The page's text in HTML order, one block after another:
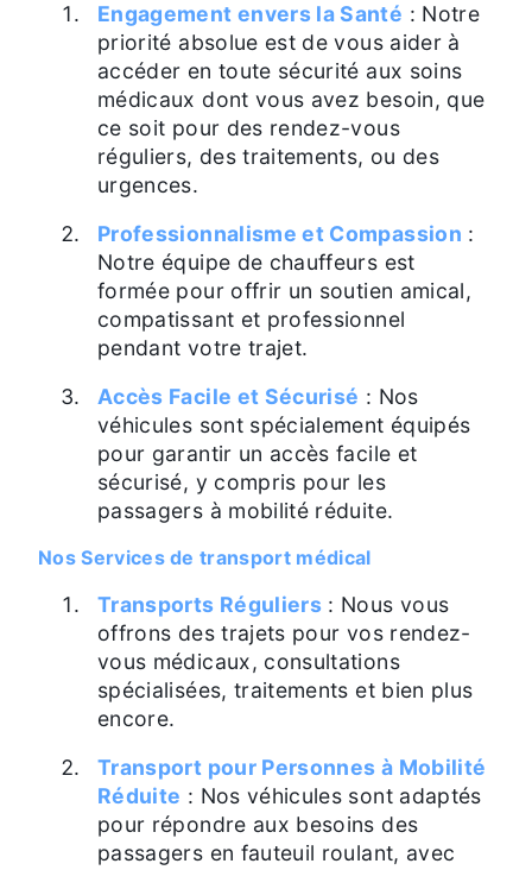
Engagement envers la Santé : Notre
priorité absolue est de vous aider à
accéder en toute sécurité aux soins
médicaux dont vous avez besoin, que
ce soit pour des rendez-vous
réguliers, des traitements, ou des
urgences.
Professionnalisme et Compassion :
Notre équipe de chauffeurs est
formée pour offrir un soutien amical,
compatissant et professionnel
pendant votre trajet.
Accès Facile et Sécurisé : Nos
véhicules sont spécialement équipés
pour garantir un accès facile et
sécurisé, y compris pour les
passagers à mobilité réduite.
Nos Services de transport médical
Transports Réguliers : Nous vous
offrons des trajets pour vos rendez-
vous médicaux, consultations
spécialisées, traitements et bien plus
encore.
Transport pour Personnes à Mobilité
Réduite : Nos véhicules sont adaptés
pour répondre aux besoins des
passagers en fauteuil roulant, avec